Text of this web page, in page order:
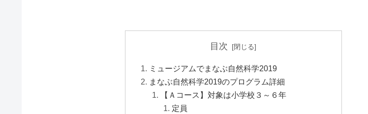
目次
ミュージアムでまなぶ自然科学2019
まなぶ自然科学2019のプログラム詳細
【Ａコース】対象は小学校３～６年
定員